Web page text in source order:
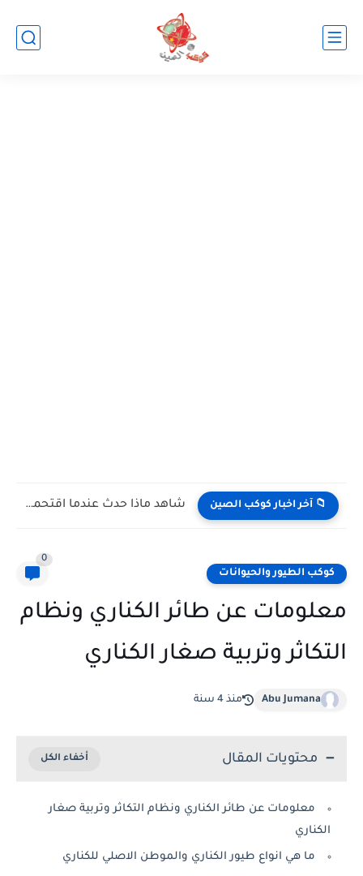
📁 آخر اخبار كوكب الصين شاهد كيف يتغلب النمس على الكوبرا في مواجهة تعتمد على...
كوكب الطيور والحيوانات
0
معلومات عن طائر الكناري ونظام
التكاثر وتربية صغار الكناري
Abu Jumana منذ 4 سنة
محتويات المقال
معلومات عن طائر الكناري ونظام التكاثر وتربية صغار
الكناري
ما هي انواع طيور الكناري والموطن الاصلي للكناري